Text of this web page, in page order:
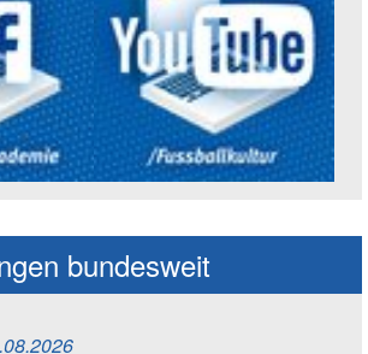
Kanäle der Akademie
bundesweit